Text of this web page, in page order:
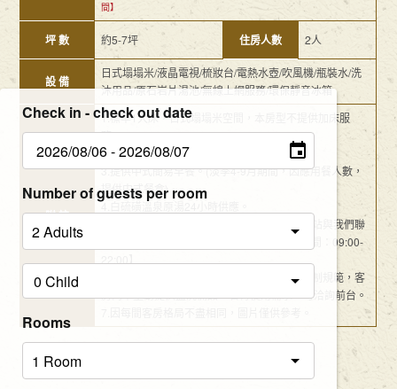
間】
坪 數 約5-7坪 住房人數 2人
設 備
日式塌塌米/液晶電視/梳妝台/電熱水壺/吹風機/瓶裝水/洗
沐用品/原石岩片湯池/無線上網服務/環保靜音冰箱
附 註
1.標準1大床，日式塌塌米空間，本房型不提供加床服
務。
2. (獨家) 戶外半露天/獨立私人湯屋泡湯空間。
3.提供中式簡易早餐。(淡季4-9月期間，因應用餐人數，
提供中式餐盒)
4.白硫磺溫泉原湯24小時供應。
5.免費接駁服務：新北投捷運站至本館，請到站與我們聯
繫。【服務電話：02-2891-2827 接駁服務時間：09:00-
6.本旅店為響應環保且針對一次性旅宿用品限制規範，客
房內不主動提供盥洗備品，若有使用需求，可洽詢前台。
Check in - check out date
Number of guests per room
Rooms